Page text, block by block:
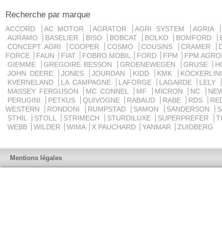
Recherche par marque
ACCORD AC MOTOR AGRATOR AGRI SYSTEM
AGRIA
AURAMO
BASELIER BISO BOBCAT BOLKO BOMFORD
CONCEPT AGRI
COOPER COSMO COUSINS CRAMER
FORCE
FAUN FIAT FOBRO MOBIL FORD FPM
FPM
GIEMME
GREGOIRE BESSON GROENEWEGEN GRUSE
JOHN DEERE
JONES JOURDAN KIDD KMK
KVERNELAND
LA CAMPAGNE LAFORGE LAGARDE
LELY
MASSEY FERGUSON
MC CONNEL MF MICRON NC
PERUGINI
PETKUS QUIVOGNE RABAUD RABE RDS
WESTERN
RONDONI RUMPSTAD SAMON SANDERSON
STHIL
STOLL STRIMECH STURDILUXE SUPERPREFER
WEBB
WILDER WIMA X PAUCHARD YANMAR ZUIDBERG
Mentions légales